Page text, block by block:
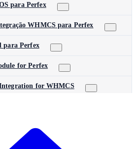
para Perfex
WHMCS para Perfex
para Perfex
for Perfex
for WHMCS